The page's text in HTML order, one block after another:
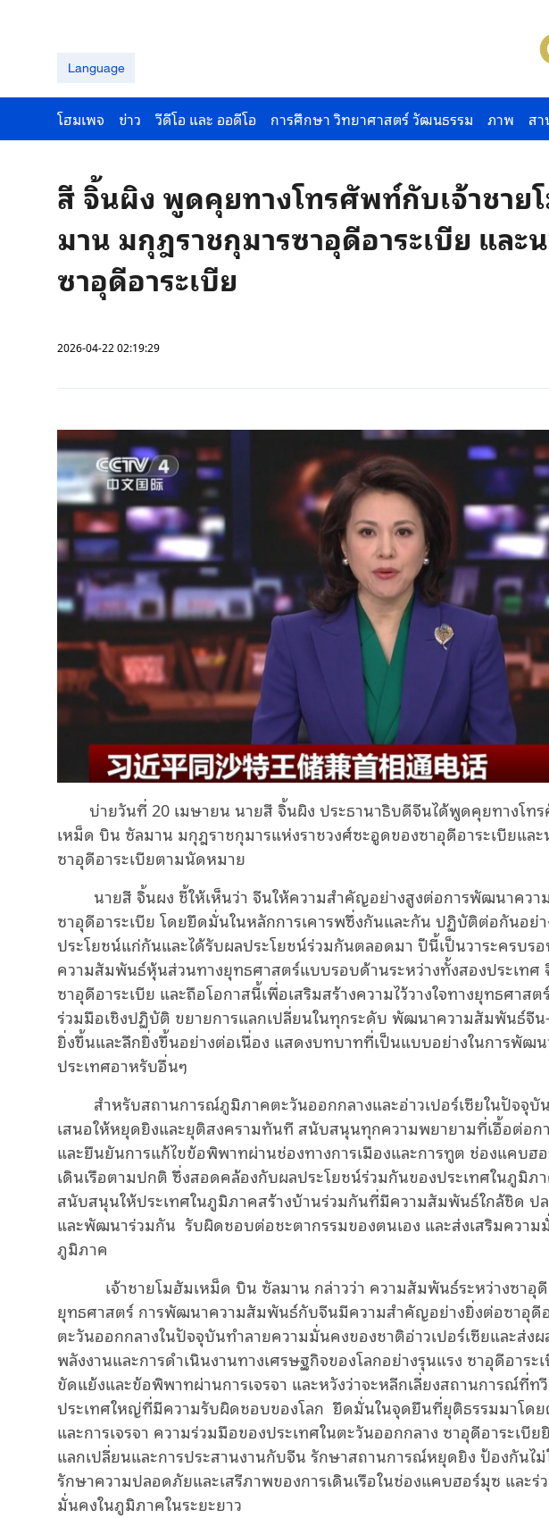
Language
โฮมเพจ ข่าว วีดีโอ และ ออดีโอ การศึกษา วิทยาศาสตร์ วัฒนธรรม ภาพ ส
สี จิ้นผิง พูดคุยทางโทรศัพท์กับเจ้าชาย
มาน มกุฎราชกุมารซาอุดีอาระเบีย และ
ซาอุดีอาระเบีย
2026-04-22 02:19:29
บ่ายวันที่ 20 เมษายน นายสี จิ้นผิง ประธานาธิบดีจีนได้พูดคุยทางโทร
เหม็ด บิน ซัลมาน มกุฎราชกุมารแห่งราชวงศ์ซะอูดของซาอุดีอาระเบียแล
ซาอุดีอาระเบียตามนัดหมาย
นายสี จิ้นผง ชี้ให้เห็นว่า จีนให้ความสำคัญอย่างสูงต่อการพัฒนาคว
ซาอุดีอาระเบีย โดยยึดมั่นในหลักการเคารพซึ่งกันและกัน ปฏิบัติต่อกันอย่า
ประโยชน์แก่กันและได้รับผลประโยชน์ร่วมกันตลอดมา ปีนี้เป็นวาระครบร
ความสัมพันธ์หุ้นส่วนทางยุทธศาสตร์แบบรอบด้านระหว่างทั้งสองประเทศ
ซาอุดีอาระเบีย และถือโอกาสนี้เพื่อเสริมสร้างความไว้วางใจทางยุทธศาส
ร่วมมือเชิงปฏิบัติ ขยายการแลกเปลี่ยนในทุกระดับ พัฒนาความสัมพันธ์จีน-
ยิ่งขึ้นและลึกยิ่งขึ้นอย่างต่อเนื่อง แสดงบทบาทที่เป็นแบบอย่างในการพัฒ
ประเทศอาหรับอื่นๆ
สำหรับสถานการณ์ภูมิภาคตะวันออกกลางและอ่าวเปอร์เซียในปัจจุบั
เสนอให้หยุดยิงและยุติสงครามทันที สนับสนุนทุกความพยายามที่เอื้อต่อ
และยืนยันการแก้ไขข้อพิพาทผ่านช่องทางการเมืองและการทูต ช่องแคบฮ
เดินเรือตามปกติ ซึ่งสอดคล้องกับผลประโยชน์ร่วมกันของประเทศในภูมิภ
สนับสนุนให้ประเทศในภูมิภาคสร้างบ้านร่วมกันที่มีความสัมพันธ์ใกล้ชิด
และพัฒนาร่วมกัน รับผิดชอบต่อชะตากรรมของตนเอง และส่งเสริมความ
ภูมิภาค
เจ้าชายโมฮัมเหม็ด บิน ซัลมาน กล่าวว่า ความสัมพันธ์ระหว่างซาอุ
ยุทธศาสตร์ การพัฒนาความสัมพันธ์กับจีนมีความสําคัญอย่างยิ่งต่อซาอุดีอ
ตะวันออกกลางในปัจจุบันทําลายความมั่นคงของชาติอ่าวเปอร์เซียและส่ง
พลังงานและการดําเนินงานทางเศรษฐกิจของโลกอย่างรุนแรง ซาอุดีอาร
ขัดแย้งและข้อพิพาทผ่านการเจรจา และหวังว่าจะหลีกเลี่ยงสถานการณ์ที่ท
ประเทศใหญ่ที่มีความรับผิดชอบของโลก ยึดมั่นในจุดยืนที่ยุติธรรมมาโด
และการเจรจา ความร่วมมือของประเทศในตะวันออกกลาง ซาอุดีอาระเบีย
แลกเปลี่ยนและการประสานงานกับจีน รักษาสถานการณ์หยุดยิง ป้องกันไ
รักษาความปลอดภัยและเสรีภาพของการเดินเรือในช่องแคบฮอร์มุซ และร่
มั่นคงในภูมิภาคในระยะยาว